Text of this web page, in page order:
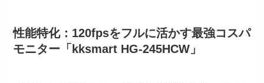
性能特化：120fpsをフルに活かす最強コスパ
モニター「kksmart HG-245HCW」